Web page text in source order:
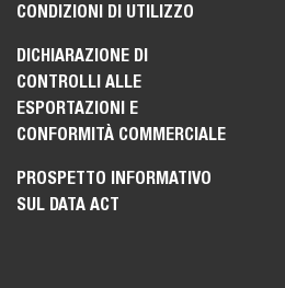
CONDIZIONI DI UTILIZZO
DICHIARAZIONE DI
CONTROLLI ALLE
ESPORTAZIONI E
CONFORMITÀ COMMERCIALE
PROSPETTO INFORMATIVO
SUL DATA ACT